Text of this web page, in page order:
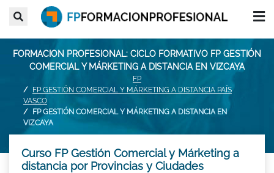
FORMACION PROFESIONAL: CICLO FORMATIVO FP GESTIÓN
COMERCIAL Y MÁRKETING A DISTANCIA EN VIZCAYA
FP
FP GESTIÓN COMERCIAL Y MÁRKETING A DISTANCIA PAÍS
VASCO
FP GESTIÓN COMERCIAL Y MÁRKETING A DISTANCIA EN
VIZCAYA
Curso FP Gestión Comercial y Márketing a
distancia por Provincias y Ciudades